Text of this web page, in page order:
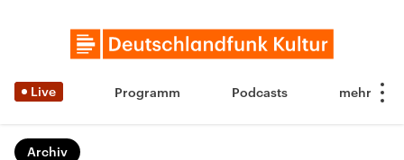
Live Programm Podcasts
Archiv